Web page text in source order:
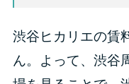
渋谷ヒカリエの賃
ん。よって、渋谷